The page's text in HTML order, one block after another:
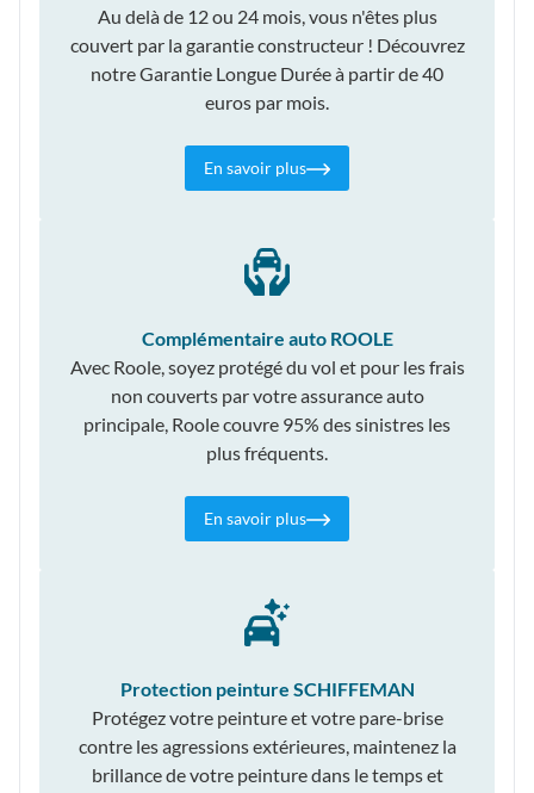
Au delà de 12 ou 24 mois, vous n'êtes plus
couvert par la garantie constructeur ! Découvrez
notre Garantie Longue Durée à partir de 40
euros par mois.
En savoir plus
Complémentaire auto ROOLE
Avec Roole, soyez protégé du vol et pour les frais
non couverts par votre assurance auto
principale, Roole couvre 95% des sinistres les
plus fréquents.
En savoir plus
Protection peinture SCHIFFEMAN
Protégez votre peinture et votre pare-brise
contre les agressions extérieures, maintenez la
brillance de votre peinture dans le temps et